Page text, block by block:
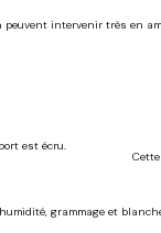
intervenir très en
est écru.
grammage et